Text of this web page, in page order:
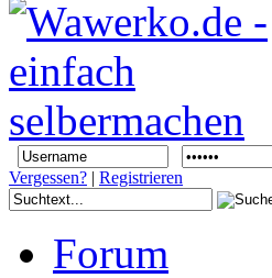
Vergessen? | Registrieren
Forum